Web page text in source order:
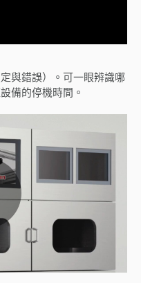
與錯誤）。可一眼辨識哪
備的停機時間。